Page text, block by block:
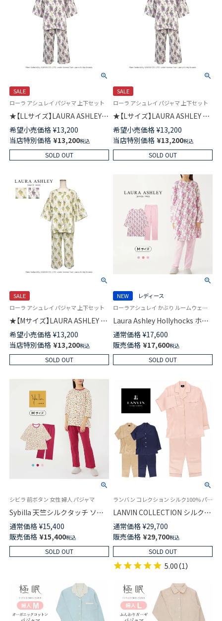
SALE
ローラ アシュレイ パジャマ 上下セット
★【LLサイズ】LAURA ASHLEY
綿(コットン)100％ ダブルガー
ゼ パジャマ 前ボタン 6分袖 8分
丈パンツ ウィステリア柄 レデ
ィース 73286074
希望小売価格 ¥13,200
当店特別価格 ¥13,200税込
SOLD OUT
SALE
ローラ アシュレイ パジャマ 上下セット
★【Lサイズ】LAURA ASHLEY 綿
(コットン)100％ ダブルガーゼ
パジャマ 前ボタン 6分袖 8分丈
パンツ ウィステリア柄 レディ
ース 73286073
希望小売価格 ¥13,200
当店特別価格 ¥13,200税込
SOLD OUT
SALE
ローラ アシュレイ パジャマ 上下セット
★【Mサイズ】LAURA ASHLEY 綿
(コットン)100％ ダブルガーゼ
パジャマ 前ボタン 6分袖 8分丈
パンツ ウィステリア柄 レディ
ース 73286072
希望小売価格 ¥13,200
当店特別価格 ¥13,200税込
SOLD OUT
NEW
レディース
ローラアシュレイ かぶり ルームウェア 婦人
Laura Ashley Hollyhocks ホリ
ホックス チュニック パジャマ
綿100％ 接結天竺プリント【Mサ
イズ】 長袖 長丈パンツ レディー
ス 73281872
通常価格 ¥17,600
販売価格 ¥17,600税込
SOLD OUT
シビラ 前ボタン 女性 婦人 パジャマ
Sybilla 天竺シルクタッチ ソフ
ト薄手 パジャマ Papaya パパイ
ヤ 七分袖 長丈パンツ【Mサイズ】
レディース 73924042
通常価格 ¥15,400
販売価格 ¥15,400税込
SOLD OUT
ランバン コレクション シルク100% パジャマ 長袖 婦人 女性
LANVIN COLLECTION シルク
100% 長袖 レディース パジャマ
Lサイズ 73044363
通常価格 ¥29,700
販売価格 ¥29,700税込
SOLD OUT
5.00（1）